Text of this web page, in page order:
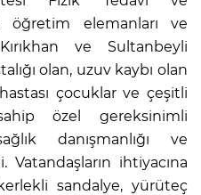
öğretim elemanları ve
ve Sultanbeyli
olan, uzuv kaybı olan
çocuklar ve çeşitli
özel gereksinimli
danışmanlığı ve
ihtiyacına
sandalye, yürüteç